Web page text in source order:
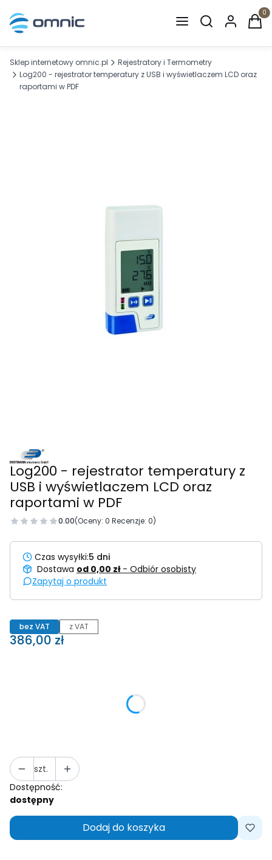
Otwórz
Sklep internetowy omnic.pl
Rejestratory i Termometry
Log200 - rejestrator temperatury z USB i wyświetlaczem LCD oraz
raportami w PDF
Log200 - rejestrator temperatury z
USB i wyświetlaczem LCD oraz
raportami w PDF
0.00(Oceny: 0 Recenzje: 0)
Czas wysyłki:5 dni
Dostawa od 0,00 zł - Odbiór osobisty
Zapytaj o produkt
bez VAT z VAT
Cena
386,00 zł
Poszczególne warianty mogą różnić się ceną
szt.
Dostępność:
dostępny
Dodaj do koszyka